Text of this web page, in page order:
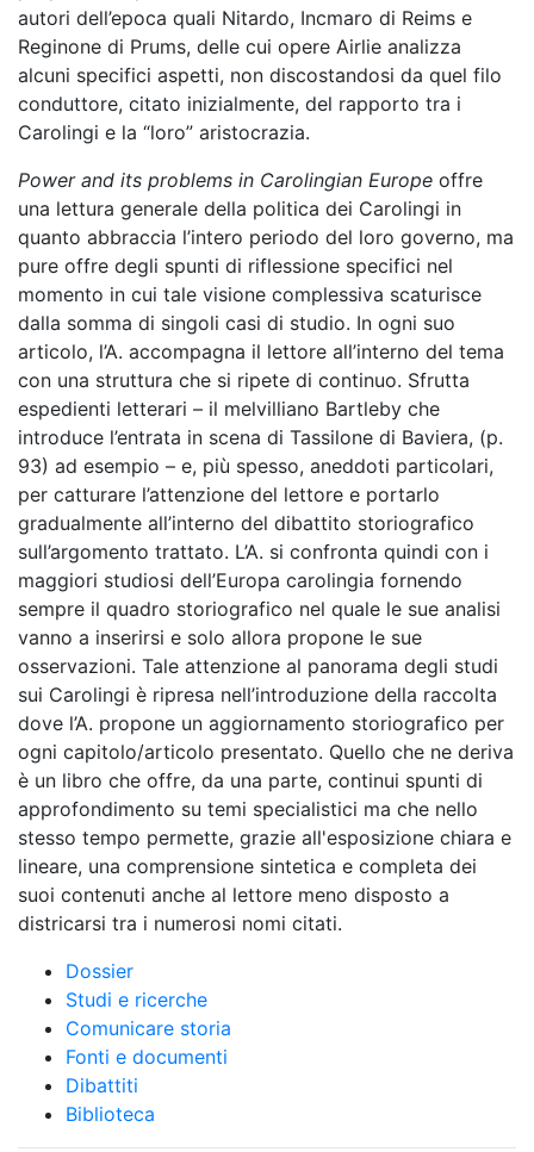
autori dell’epoca quali Nitardo, Incmaro di Reims e
Reginone di Prums, delle cui opere Airlie analizza
alcuni specifici aspetti, non discostandosi da quel filo
conduttore, citato inizialmente, del rapporto tra i
Carolingi e la “loro” aristocrazia.
Power and its problems in Carolingian Europe offre
una lettura generale della politica dei Carolingi in
quanto abbraccia l’intero periodo del loro governo, ma
pure offre degli spunti di riflessione specifici nel
momento in cui tale visione complessiva scaturisce
dalla somma di singoli casi di studio. In ogni suo
articolo, l’A. accompagna il lettore all’interno del tema
con una struttura che si ripete di continuo. Sfrutta
espedienti letterari – il melvilliano Bartleby che
introduce l’entrata in scena di Tassilone di Baviera, (p.
93) ad esempio – e, più spesso, aneddoti particolari,
per catturare l’attenzione del lettore e portarlo
gradualmente all’interno del dibattito storiografico
sull’argomento trattato. L’A. si confronta quindi con i
maggiori studiosi dell’Europa carolingia fornendo
sempre il quadro storiografico nel quale le sue analisi
vanno a inserirsi e solo allora propone le sue
osservazioni. Tale attenzione al panorama degli studi
sui Carolingi è ripresa nell’introduzione della raccolta
dove l’A. propone un aggiornamento storiografico per
ogni capitolo/articolo presentato. Quello che ne deriva
è un libro che offre, da una parte, continui spunti di
approfondimento su temi specialistici ma che nello
stesso tempo permette, grazie all'esposizione chiara e
lineare, una comprensione sintetica e completa dei
suoi contenuti anche al lettore meno disposto a
districarsi tra i numerosi nomi citati.
Dossier
Studi e ricerche
Comunicare storia
Fonti e documenti
Dibattiti
Biblioteca